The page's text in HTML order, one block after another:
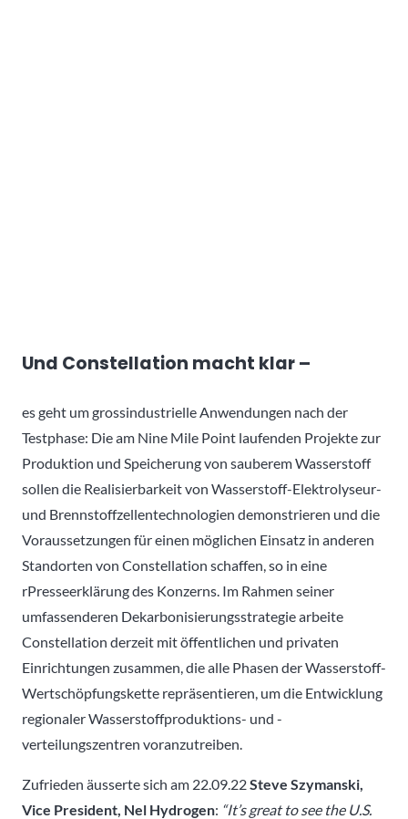
Und Constellation macht klar –
es geht um grossindustrielle Anwendungen nach der
Testphase: Die am Nine Mile Point laufenden Projekte zur
Produktion und Speicherung von sauberem Wasserstoff
sollen die Realisierbarkeit von Wasserstoff-Elektrolyseur-
und Brennstoffzellentechnologien demonstrieren und die
Voraussetzungen für einen möglichen Einsatz in anderen
Standorten von Constellation schaffen, so in eine
rPresseerklärung des Konzerns. Im Rahmen seiner
umfassenderen Dekarbonisierungsstrategie arbeite
Constellation derzeit mit öffentlichen und privaten
Einrichtungen zusammen, die alle Phasen der Wasserstoff-
Wertschöpfungskette repräsentieren, um die Entwicklung
regionaler Wasserstoffproduktions- und -
verteilungszentren voranzutreiben.
Zufrieden äusserte sich am 22.09.22Steve Szymanski,
Vice President, Nel Hydrogen: “It’s great to see the U.S.